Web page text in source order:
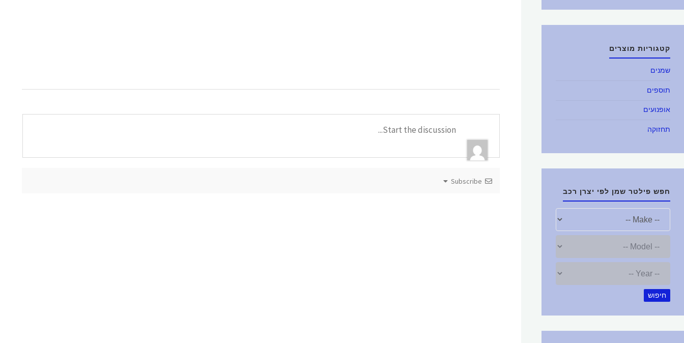
קטגוריות מוצרים
שמנים
תוספים
אופנועים
תחזוקה
חפש פילטר שמן לפי יצרן רכב
חיפוש